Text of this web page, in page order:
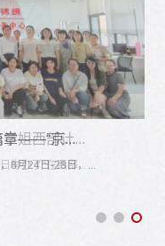
章——“京...
8月24日-28日，...
妈妈”...
自河南省妇联的...
姐西部计...
举办了“在西部...
章——“京...
8月24日-28日，...
妈妈”...
自河南省妇联的...